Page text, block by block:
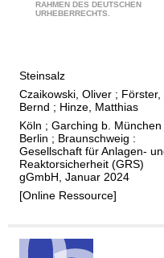
s
s
p
e
z
i
f
i
RAHMEN DES DEUTSCHEN
URHEBERRECHTS.
t
u
n
g
d
e
r
Steinsalz
Czaikowski, Oliver ; Förster,
Bernd ; Hinze, Matthias
Köln ; Garching b. München
Berlin ; Braunschweig :
Gesellschaft für Anlagen-
Reaktorsicherheit (GRS)
gGmbH, Januar 2024
[Online Ressource]